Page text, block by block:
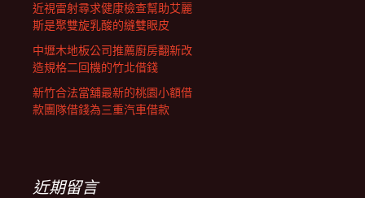
近視雷射尋求健康檢查幫助艾麗
斯是聚雙旋乳酸的縫雙眼皮
中壢木地板公司推薦廚房翻新改
造規格二回機的竹北借錢
新竹合法當舖最新的桃園小額借
款團隊借錢為三重汽車借款
近期留言